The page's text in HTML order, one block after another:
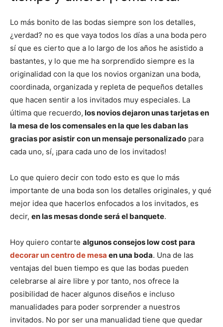
Lo más bonito de las bodas siempre son los detalles,
¿verdad? no es que vaya todos los días a una boda pero
sí que es cierto que a lo largo de los años he asistido a
bastantes, y lo que me ha sorprendido siempre es la
originalidad con la que los novios organizan una boda,
coordinada, organizada y repleta de pequeños detalles
que hacen sentir a los invitados muy especiales. La
última que recuerdo, los novios dejaron unas tarjetas en
la mesa de los comensales en la que les daban las
gracias por asistir con un mensaje personalizado para
cada uno, sí, ¡para cada uno de los invitados!
Lo que quiero decir con todo esto es que lo más
importante de una boda son los detalles originales, y qué
mejor idea que hacerlos enfocados a los invitados, es
decir, en las mesas donde será el banquete.
Hoy quiero contarte algunos consejos low cost para
decorar un centro de mesa en una boda. Una de las
ventajas del buen tiempo es que las bodas pueden
celebrarse al aire libre y por tanto, nos ofrece la
posibilidad de hacer algunos diseños e incluso
manualidades para poder sorprender a nuestros
invitados. No por ser una manualidad tiene que quedar